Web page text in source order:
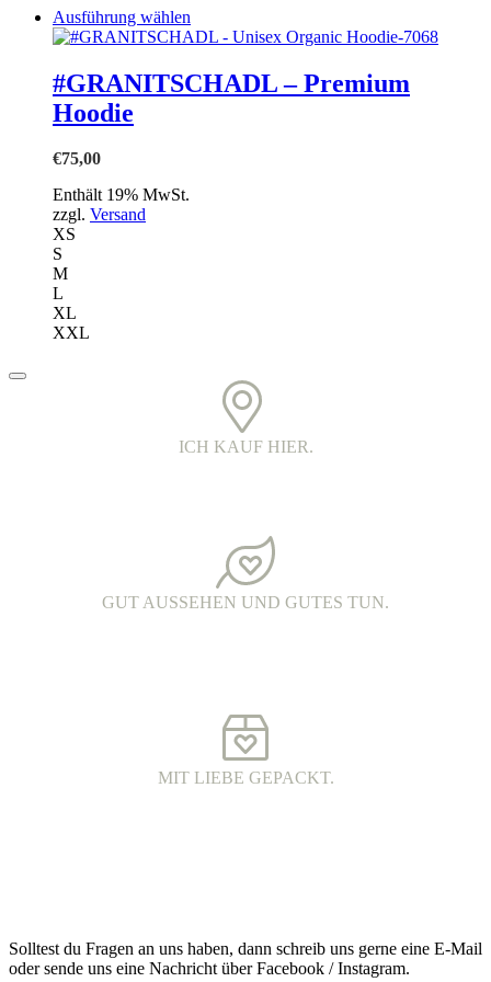
Ausführung wählen
Produkt
mehrere
Varianten
#GRANITSCHADL – Premium
Hoodie
€75,00
Enthält 19% MwSt.
zzgl. Versand
XS
S
M
L
XL
XXL
ICH KAUF HIER.
GUT AUSSEHEN UND GUTES TUN.
MIT LIEBE GEPACKT.
Solltest du Fragen an uns haben, dann schreib uns gerne eine E-Mail
oder sende uns eine Nachricht über Facebook / Instagram.